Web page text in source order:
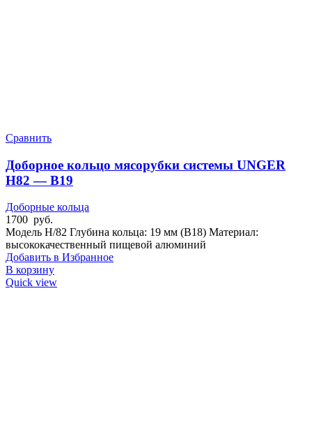
Сравнить
Доборное кольцо мясорубки системы UNGER
H82 — B19
Доборные кольца
1700 руб.
Модель H/82 Глубина кольца: 19 мм (B18) Материал:
высококачественный пищевой алюминий
Добавить в Избранное
В корзину
Quick view